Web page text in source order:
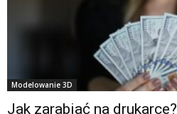
Modelowanie 3D
Jak zarabiać na drukarce?